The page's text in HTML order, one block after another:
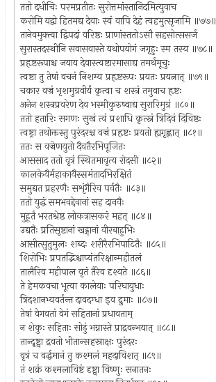
ततो दधीचिः परमप्रतीतः सुरोत्तमांस्तानिदमित्युवाच
करोमि यद्वो हितमद्य देवाः स्वं वापि देहं त्वहमुत्सृजामि ॥७७॥
तानेवमुक्त्वा द्विपदां वरिष्ठः प्राणांस्ततोऽसौ सहसोत्ससर्ज
सुरास्तदस्थीनि सवासवास्ते यथोपयोगं जगृहुः स्म तस्य ॥७८॥
प्रहृष्टरूपाश्च जयाय देवास्त्वष्टारमासाद्य तमर्थमूचुः
त्वष्टा तु तेषां वचनं निशम्य प्रहृष्टरूपः प्रयतः प्रयत्नात् ॥७९॥
चकार वज्रं भृशमुग्रवीर्यं कृत्वा च शस्त्रं तमुवाच हृष्टः
अनेन शस्त्रप्रवरेण देव भस्मीकुरुष्वाद्य सुरारिमुग्रं ॥८०॥
ततो हतारिः सगणः सुखं त्वं प्रशाधि कृत्स्नं त्रिदिवं दिविष्ठः
त्वष्ट्रा तथोक्तस्तु पुरंदरश्च वज्रं प्रहृष्टः प्रयतो ह्यगृह्णात् ॥८१॥
ततः स वज्रेणयुतो दैवतैरभिपूजितः
आससाद ततो वृत्रं स्थितमावृत्य रोदसी ॥८२॥
कालकेयैर्महाकायैस्समंतादभिरक्षितं
समुद्यत प्रहरणैः सशृंगैरिव पर्वतैः ॥८३॥
ततो युद्धं समभवद्देवानां सह दानवैः
मुहूर्तं भरतश्रेष्ठ लोकत्रासकरं महत् ॥८४॥
उद्यतैः प्रतिसृष्टानां खड्गानां वीरबाहुभिः
आसीत्सुतुमुलः शब्दः शरीरैरभिपाटितैः ॥८५॥
शिरोभिः प्रपतद्भिश्चाप्यंतरिक्षान्महीतलं
तालैरिव महीपाल वृतं तैरेव दृश्यते ॥८६॥
ते हेमकवचा भूत्वा कालेयाः परिघायुधाः
त्रिदशानभ्यवर्तन्त दावदग्धा इव द्रुमाः ॥८७॥
तेषां वेगवतां वेगं सहितानां प्रधावताम्
न शेकुः सहिताः सोढुं भग्नास्ते प्राद्रवन्भयात् ॥८८॥
तान्दृष्ट्वा द्रवतो भीतान्सहस्राक्षः पुरंदरः
वृत्रं च वर्द्धमानं तु कश्मलं महदाविशत् ॥८९॥
तं शक्रं कश्मलाविष्टं दृष्ट्वा विष्णुः सनातनः